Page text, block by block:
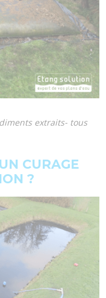
extraits- tous
CURAGE
?